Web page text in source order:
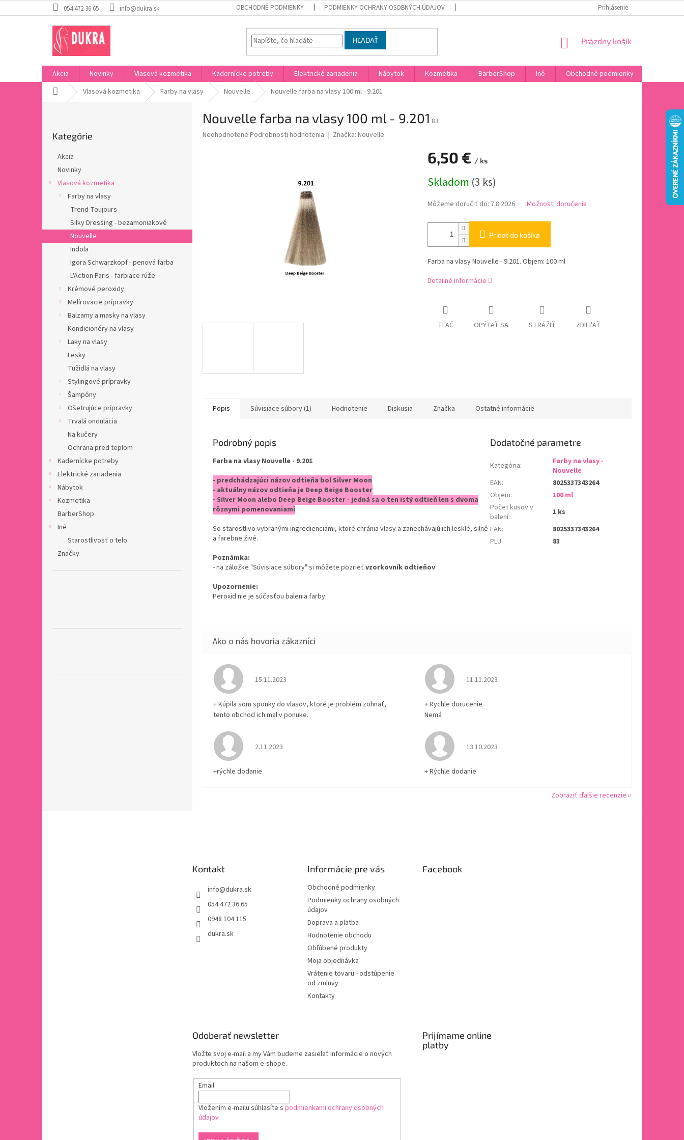
na
054 472 36 65 info@dukra.sk OBCHODNÉ PODMIENKY PODMIENKY OCHRANY OSOBNÝCH ÚDAJOV HODNOTENIE OBCHODUPrihlásenie
HĽADAŤ
NÁKUPNÝ
Prázdny košík
Akcia Novinky Vlasová kozmetika Kadernícke potreby Elektrické zariadenia Nábytok Kozmetika BarberShop Iné Obchodné podmienky
DomovVlasová kozmetika Farby na vlasy Nouvelle Nouvelle farba na vlasy 100 ml - 9.201
kategórie
Kategórie
Akcia
Novinky
Vlasová kozmetika
Farby na vlasy
Trend Toujours
Silky Dressing - bezamoniakové
Nouvelle
Indola
Igora Schwarzkopf - penová farba
L'Action Paris - farbiace rúže
Krémové peroxidy
Melírovacie prípravky
Balzamy a masky na vlasy
Kondicionéry na vlasy
Laky na vlasy
Lesky
Tužidlá na vlasy
Stylingové prípravky
Šampóny
Ošetrujúce prípravky
Trvalá ondulácia
Na kučery
Ochrana pred teplom
Kadernícke potreby
Elektrické zariadenia
Nábytok
Kozmetika
BarberShop
Iné
Starostlivosť o telo
Značky
Nouvelle farba na vlasy 100 ml - 9.201 83
Priemerné
Neohodnotené Podrobnosti hodnotenia Značka: Nouvelle
6,50 € / ks
cena:
Skladom (3 ks)
Môžeme doručiť do: 7.8.2026 Možnosti doručenia
Pridať do košíka
Farba na vlasy Nouvelle - 9.201. Objem: 100 ml
Detailné informácie
TLAČ OPÝTAŤ SA STRÁŽIŤ ZDIEĽAŤ
Popis Súvisiace súbory (1) Hodnotenie Diskusia Značka Ostatné informácie
Podrobný popis
Farba na vlasy Nouvelle - 9.201
- predchádzajúci názov odtieňa bol Silver Moon
- aktuálny názov odtieňa je Deep Beige Booster
- Silver Moon alebo Deep Beige Booster - jedná sa o ten istý odtieň len s dvoma
rôznymi pomenovaniami
So starostlivo vybranými ingredienciami, ktoré chránia vlasy a zanechávajú ich lesklé, silné
a farebne živé.
Poznámka:
- na záložke "Súvisiace súbory" si môžete pozrieť vzorkovník odtieňov
Upozornenie:
Peroxid nie je súčasťou balenia farby.
Dodatočné parametre
Kategória:
Farby na vlasy -
Nouvelle
EAN:
8025337343264
Objem:
100 ml
Počet kusov v
balení:
1 ks
EAN:
8025337343264
PLU: 83
Hodnotenie obchodu je 5 z 5 hviezdičiek.
15.11.2023
+ Kúpila som sponky do vlasov, ktoré je problém zohnať,
tento obchod ich mal v ponuke.
Hodnotenie obchodu je 5 z 5 hviezdičiek.
11.11.2023
+ Rychle dorucenie
Nemá
Hodnotenie obchodu je 5 z 5 hviezdičiek.
2.11.2023
+rýchle dodanie
Hodnotenie obchodu je 5 z 5 hviezdičiek.
13.10.2023
+ Rýchle dodanie
Zobraziť ďalšie recenzie
Kontakt
info@dukra.sk
054 472 36 65
0948 104 115
dukra.sk
Informácie pre vás
Obchodné podmienky
Podmienky ochrany osobných
údajov
Doprava a platba
Hodnotenie obchodu
Obľúbené produkty
Moja objednávka
Vrátenie tovaru - odstúpenie
od zmluvy
Kontakty
Facebook
Odoberať newsletter
Vložte svoj e-mail a my Vám budeme zasielať informácie o nových
produktoch na našom e-shope.
Email
Vložením e-mailu súhlasíte s podmienkami ochrany osobných
údajov
Prijímame online
platby